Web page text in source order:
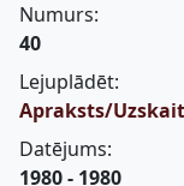
Numurs:
40
Lejuplādēt:
Apraksts/
Datējums:
1980 - 1980